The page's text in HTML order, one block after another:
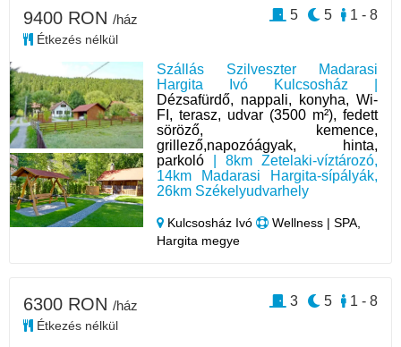
Szállás Szilveszter Madarasi
Hargita Ivó Kulcsosház |
Dézsafürdő, nappali, konyha, Wi-
FI, terasz, udvar (3500 m²), fedett
söröző, kemence,
grillező,napozóágyak, hinta,
parkoló | 8km Zetelaki-víztározó,
14km Madarasi Hargita-sípályák,
26km Székelyudvarhely
Kulcsosház Ivó
Wellness | SPA,
Hargita megye
9400 RON /ház
Étkezés nélkül
1 - 8
5
5
6300 RON /ház
Étkezés nélkül
1 - 8
5
3